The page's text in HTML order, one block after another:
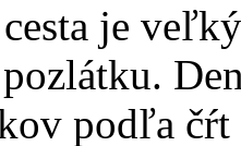
je
podľa